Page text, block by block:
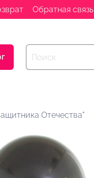
Обратная связь
Отечества"